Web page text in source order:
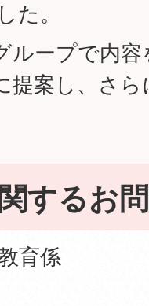
た。
ループで内
提案し、さ
するお
育係